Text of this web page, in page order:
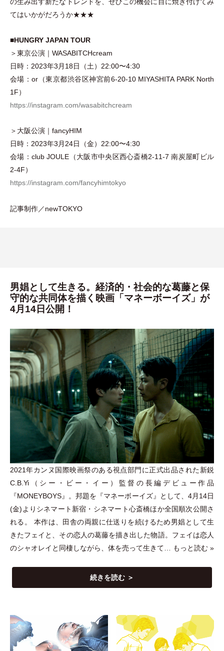
てはいかがだろうか★★★
■HUNGRY JAPAN TOUR
＞東京公演｜WASABITCHcream
日時：2023年3月18日
（土） 22:00〜4:30
会場：or （東京都渋谷区神宮前6-20-10 MIYASHITA PARK North
1F）
https://instagram.com/wasabitchcream
＞大阪公演｜fancyHIM
日時：2023年3月24日
（金） 22:00〜4:30
会場：club JOULE （大阪市中央区西心斎橋2-11-7 南炭屋町ビル
2-4F）
https://instagram.com/fancyhimtokyo
記事制作／newTOKYO
男娼として生きる。経済的・社会的な葛藤と保
守的な共同体を描く映画「マネーボーイズ」が
4月14日公開！
2021年カンヌ国際映画祭のある視点部門に正式出品された新鋭
C.B.Yi （ シー ・ ビー ・ イー ） 監督の長編デビュー作品
『MONEYBOYS』。邦題を『マネーボーイズ』として、4月14日
(金)よりシネマート新宿 ・ シネマート心斎橋ほか全国順次公開さ
れる。 本作は、田舎の両親に仕送りを続けるため男娼として生
きたフェイと、その恋人の葛藤を描き出した物語。フェイは恋人
のシャオレイと同棲しながら、体を売って生きて…
もっと読む »
続きを読む ＞